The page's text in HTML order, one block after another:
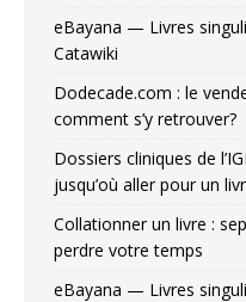
eBayana — Livres
Catawiki
Dodecade.com : le
comment s’y retrouver?
Dossiers cliniques de
jusqu’où aller pour un
Collationner un livre :
perdre votre temps
eBayana — Livres